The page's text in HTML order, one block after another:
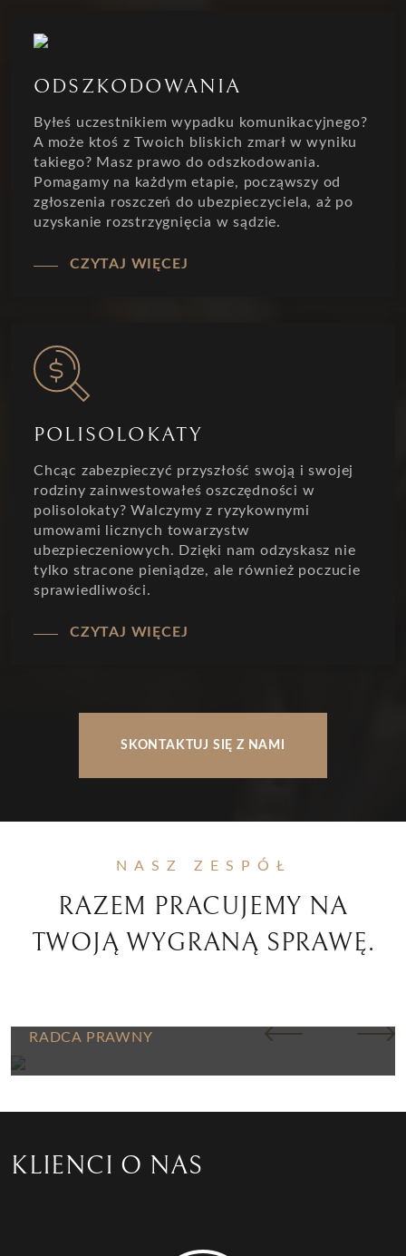
ODSZKODOWANIA
Byłeś uczestnikiem wypadku komunikacyjnego?
A może ktoś z Twoich bliskich zmarł w wyniku
takiego? Masz prawo do odszkodowania.
Pomagamy na każdym etapie, począwszy od
zgłoszenia roszczeń do ubezpieczyciela, aż po
uzyskanie rozstrzygnięcia w sądzie.
CZYTAJ WIĘCEJ
POLISOLOKATY
Chcąc zabezpieczyć przyszłość swoją i swojej
rodziny zainwestowałeś oszczędności w
polisolokaty? Walczymy z ryzykownymi
umowami licznych towarzystw
ubezpieczeniowych. Dzięki nam odzyskasz nie
tylko stracone pieniądze, ale również poczucie
sprawiedliwości.
CZYTAJ WIĘCEJ
SKONTAKTUJ SIĘ Z NAMI
NASZ ZESPÓŁ
RAZEM PRACUJEMY NA
TWOJĄ WYGRANĄ SPRAWĘ.
RADCA PRAWNY
KLIENCI O NAS